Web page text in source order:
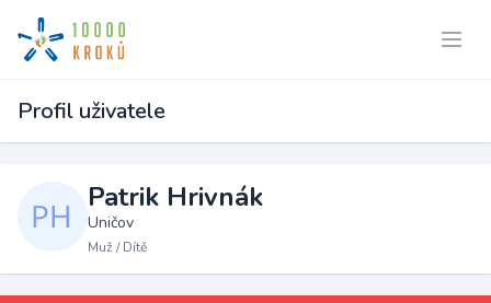
Profil uživatele
Patrik Hrivnák
Uničov
Muž / Dítě